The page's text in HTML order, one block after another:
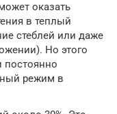
оказать
в теплый
стеблей или даже
Но этого
постоянно
режим в